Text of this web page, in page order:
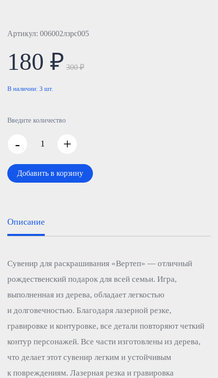
Артикул: 006002лзрс005
180 ₽ 300 ₽
В наличии: 3 шт.
Введите количество
- +
Добавить в корзину
Описание
Сувенир для раскрашивания «Вертеп» — отличный
рождественский подарок для всей семьи. Игра,
выполненная из дерева, обладает легкостью
и долговечностью. Благодаря лазерной резке,
гравировке и контуровке, все детали повторяют четкий
контур персонажей. Все части изготовлены из дерева,
что делает этот сувенир легким и устойчивым
к повреждениям. Лазерная резка и гравировка